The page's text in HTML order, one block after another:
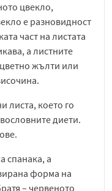
цвекло,
е разновидност
част на листата
а листните
жълти или
листа, което го
диети.
спанака, а
форма на
– червеното